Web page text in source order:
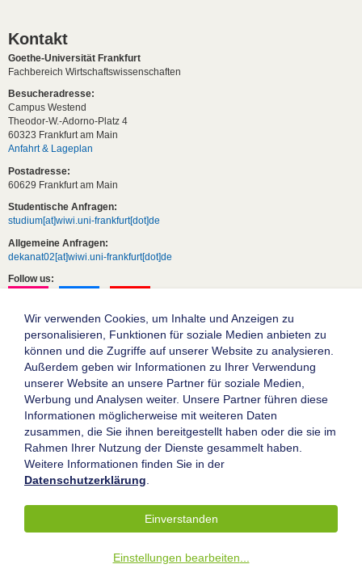
Kontakt
Goethe-Universität Frankfurt
Fachbereich Wirtschaftswissenschaften
Besucheradresse:
Campus Westend
Theodor-W.-Adorno-Platz 4
60323 Frankfurt am Main
Anfahrt & Lageplan
Postadresse:
60629 Frankfurt am Main
Studentische Anfragen:
studium[at]wiwi.uni-frankfurt[dot]de
Allgemeine Anfragen:
dekanat02[at]wiwi.uni-frankfurt[dot]de
Follow us:
Die Goethe-Universität Frankfurt am Main
Impressum
Datenschutz
Barrierefreiheit
© 2004-2026 Goethe-Universität Frankfurt am Main
Wir verwenden Cookies, um Inhalte und Anzeigen zu
personalisieren, Funktionen für soziale Medien anbieten zu
können und die Zugriffe auf unserer Website zu analysieren.
Außerdem geben wir Informationen zu Ihrer Verwendung
unserer Website an unsere Partner für soziale Medien,
Werbung und Analysen weiter. Unsere Partner führen diese
Informationen möglicherweise mit weiteren Daten
zusammen, die Sie ihnen bereitgestellt haben oder die sie im
Rahmen Ihrer Nutzung der Dienste gesammelt haben.
Weitere Informationen finden Sie in der
Datenschutzerklärung
Einstellungen bearbeiten
Einverstanden